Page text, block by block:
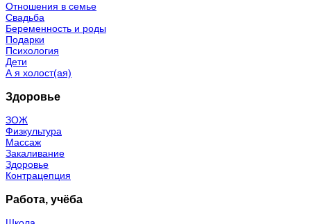
Отношения в семье
Свадьба
Беременность и роды
Подарки
Психология
Дети
А я холост(ая)
Здоровье
ЗОЖ
Физкультура
Массаж
Закаливание
Здоровье
Контрацепция
Работа, учёба